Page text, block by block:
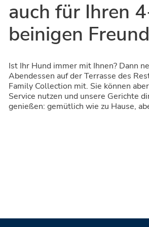
auch für Ihren
beinigen Freund
Ist Ihr Hund immer mit Ihnen? Dann
Abendessen auf der Terrasse des
Family Collection mit. Sie können
Service nutzen und unsere Gerichte
genießen: gemütlich wie zu Hause,